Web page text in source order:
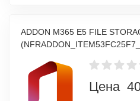
ADDON M365 E5 FILE
Цена